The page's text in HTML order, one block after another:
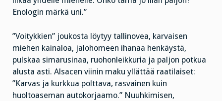
Enologin märkä uni.”
”Voitykkien” joukosta löytyy tallinovea, karvaisen
miehen kainaloa, jalohomeen ihanaa henkäystä,
pulskaa simarusinaa, ruohonleikkuria ja paljon potkua
alusta asti. Alsacen viinin maku yllättää raatilaiset:
”Karvas ja kurkkua polttava, rasvainen kuin
huoltoaseman autokorjaamo.” Nuuhkimisen,